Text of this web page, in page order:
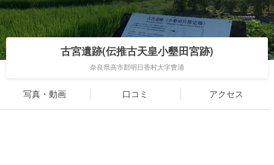
古宮遺跡(伝推古天皇小墾田宮跡)
奈良県高市郡明日香村大字豊浦
写真・動画 口コミ アクセス